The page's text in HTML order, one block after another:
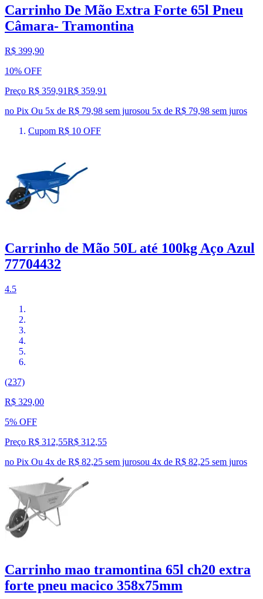
Carrinho De Mão Extra Forte 65l Pneu
Câmara- Tramontina
R$ 399,90
10% OFF
Preço R$ 359,91R$ 359,91
no Pix Ou 5x de R$ 79,98 sem jurosou 5x de R$ 79,98 sem juros
Cupom R$ 10 OFF
Carrinho de Mão 50L até 100kg Aço Azul
77704432
4.5
(237)
R$ 329,00
5% OFF
Preço R$ 312,55R$ 312,55
no Pix Ou 4x de R$ 82,25 sem jurosou 4x de R$ 82,25 sem juros
Carrinho mao tramontina 65l ch20 extra
forte pneu macico 358x75mm